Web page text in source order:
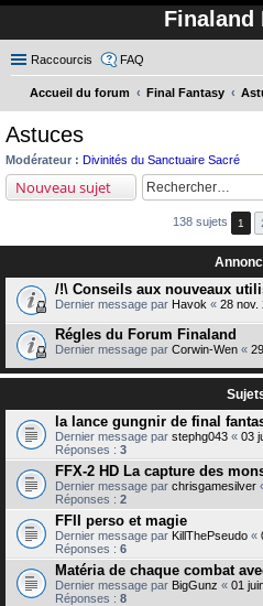
Finaland
Raccourcis FAQ
Accueil du forum Final Fantasy
Astuces
Modérateur : Divinités du Sanctuaire Sacré
Nouveau sujet
138 sujets 1
/!\ Conseils aux nouveaux
Dernier message par Havok « 28 nov.
Régles du Forum Finaland
Dernier message par Corwin-Wen «
la lance gungnir de final
Dernier message par stephg043 « 03
Réponses : 3
FFX-2 HD La capture des
Dernier message par chrisgamesilver
Réponses : 2
FFII perso et magie
Dernier message par KillThePseudo «
Réponses : 6
Matéria de chaque combat
Dernier message par BigGunz « 01
Réponses : 8